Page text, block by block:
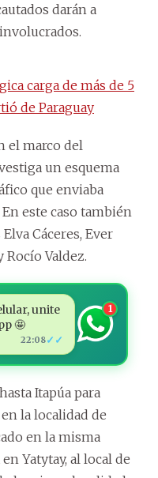
darán a
carga de más de 5
de Paraguay
el marco del
un esquema
que enviaba
En este caso también
Cáceres, Ever
Valdez.
unite
🤩
22:08✓✓
1
Itapúa para
la localidad de
en la misma
Yatytay, al local de